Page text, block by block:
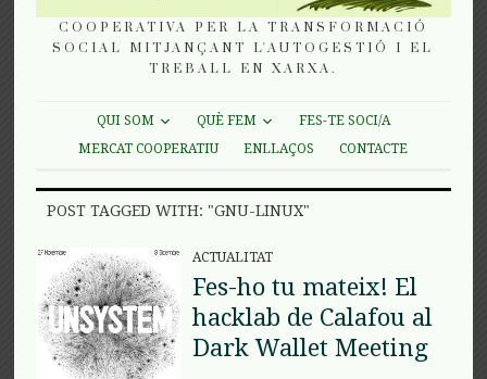
COOPERATIVA PER LA TRANSFORMACIÓ
SOCIAL MITJANÇANT L'AUTOGESTIÓ I EL
TREBALL EN XARXA.
QUI SOM QUÈ FEM
FES-TE SOCI/A
MERCAT COOPERATIU
ENLLAÇOS CONTACTE
POST TAGGED WITH: "GNU-LINUX"
ACTUALITAT
Fes-ho tu mateix! El
hacklab de Calafou al
Dark Wallet Meeting